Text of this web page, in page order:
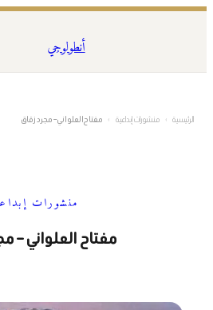
المحتوى
أنطولوجي
الرئيسية › منشورات إبداعية › مفتاح العلواني – مجرد زقاق
منشورات
مفتاح العلواني –